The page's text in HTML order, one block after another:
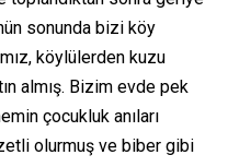
sonunda bizi köy
köylülerden kuzu
almış. Bizim evde pek
çocukluk anıları
olurmuş ve biber gibi